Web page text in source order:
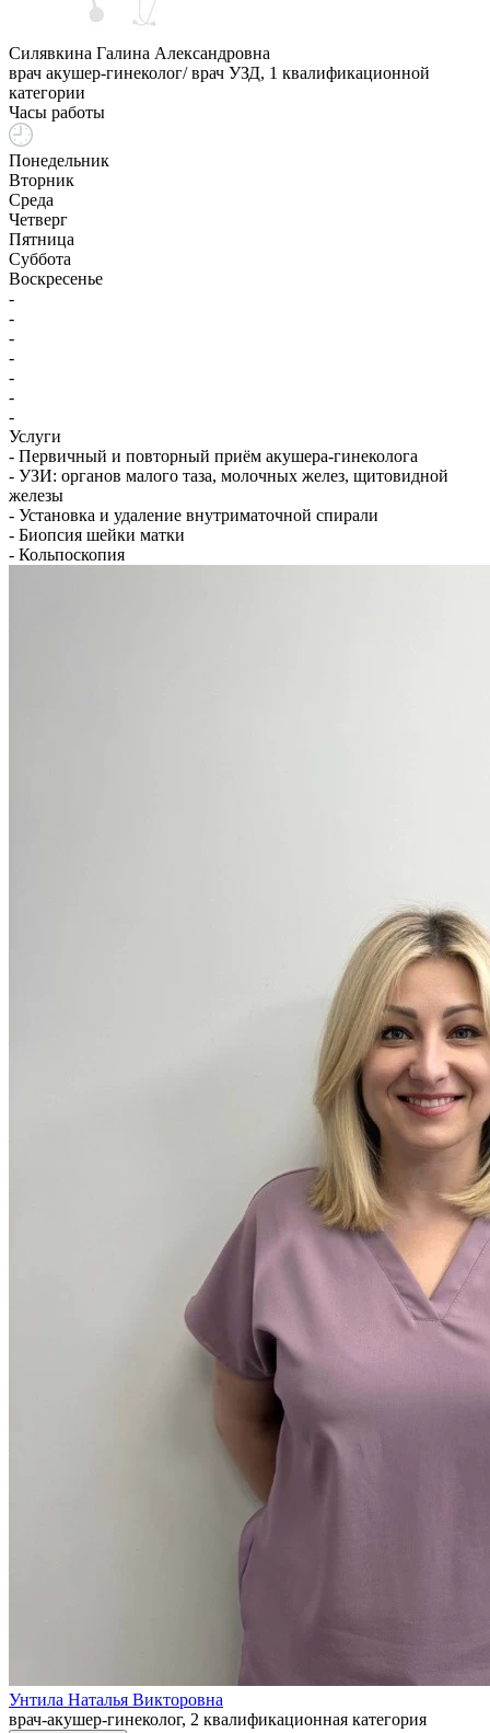
Силявкина Галина Александровна
врач акушер-гинеколог/ врач УЗД, 1 квалификационной
категории
Часы работы
Понедельник
Вторник
Среда
Четверг
Пятница
Суббота
Воскресенье
-
-
-
-
-
-
-
Услуги
- Первичный и повторный приём акушера-гинеколога
- УЗИ: органов малого таза, молочных желез, щитовидной
железы
- Установка и удаление внутриматочной спирали
- Биопсия шейки матки
- Кольпоскопия
Унтила Наталья Викторовна
врач-акушер-гинеколог, 2 квалификационная категория